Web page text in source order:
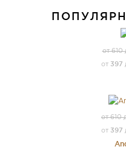
от 610
от 397
от 610
от 397